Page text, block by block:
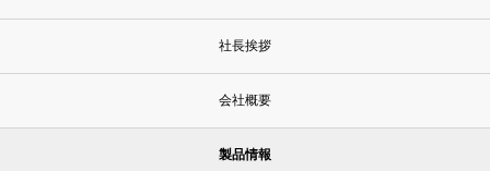
社長挨拶
会社概要
製品情報